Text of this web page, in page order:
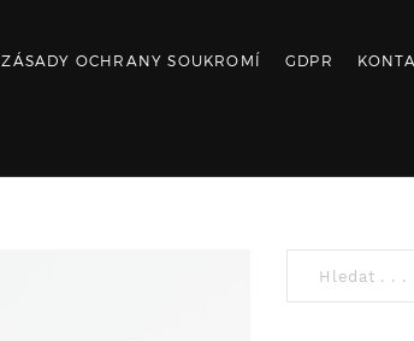
ZÁSADY OCHRANY SOUKROMÍ GDPR